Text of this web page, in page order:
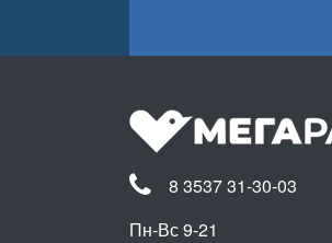
8 3537 31-30-03
Пн-Вс 9-21